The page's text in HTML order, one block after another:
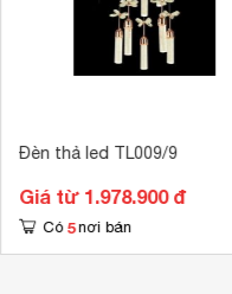
Đèn thả led TL009/9
Giá từ 1.978.900 đ
Có 5 nơi bán